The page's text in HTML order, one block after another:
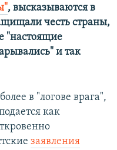
, высказываются в
честь страны,
"настоящие
и так
в "логове врага",
как
заявления